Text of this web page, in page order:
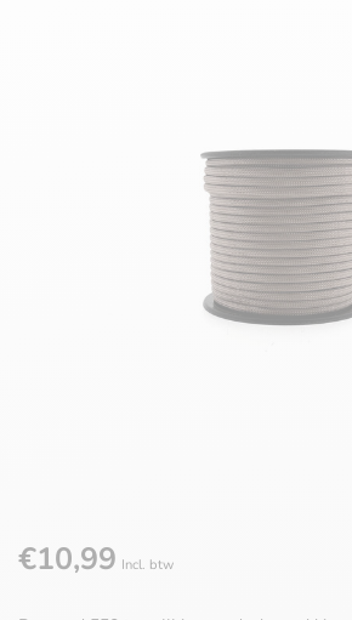
€10,99 Incl. btw